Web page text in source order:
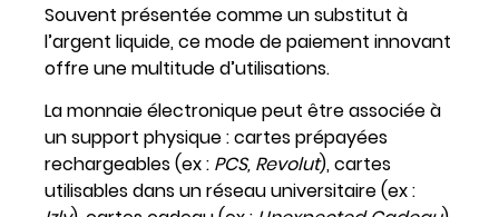
Souvent présentée comme un substitut à
l’argent liquide, ce mode de paiement innovant
offre une multitude d’utilisations.
La monnaie électronique peut être associée à
un support physique : cartes prépayées
rechargeables (ex : PCS, Revolut), cartes
utilisables dans un réseau universitaire (ex :